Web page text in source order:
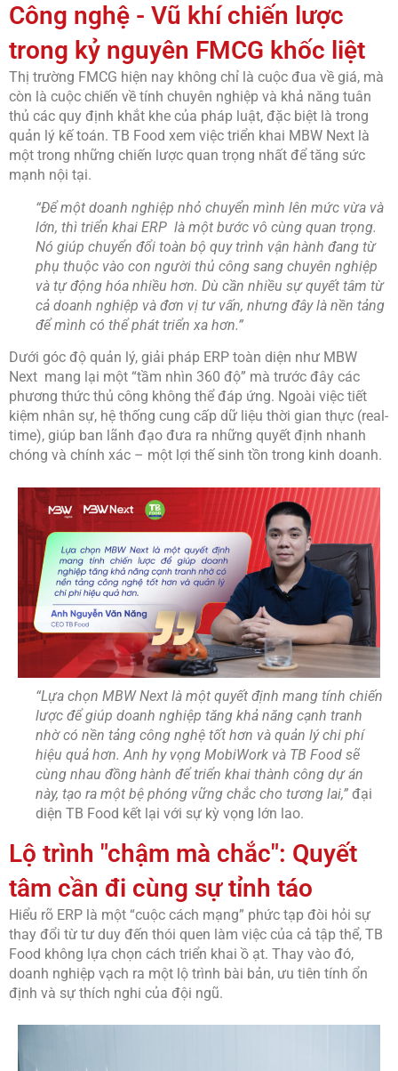
Công nghệ - Vũ khí chiến lược
trong kỷ nguyên FMCG khốc liệt
Thị trường FMCG hiện nay không chỉ là cuộc đua về giá, mà
còn là cuộc chiến về tính chuyên nghiệp và khả năng tuân
thủ các quy định khắt khe của pháp luật, đặc biệt là trong
quản lý kế toán. TB Food xem việc triển khai MBW Next là
một trong những chiến lược quan trọng nhất để tăng sức
mạnh nội tại.
“Để một doanh nghiệp nhỏ chuyển mình lên mức vừa và
lớn, thì triển khai ERP là một bước vô cùng quan trọng.
Nó giúp chuyển đổi toàn bộ quy trình vận hành đang từ
phụ thuộc vào con người thủ công sang chuyên nghiệp
và tự động hóa nhiều hơn. Dù cần nhiều sự quyết tâm từ
cả doanh nghiệp và đơn vị tư vấn, nhưng đây là nền tảng
để mình có thể phát triển xa hơn.”
Dưới góc độ quản lý, giải pháp ERP toàn diện như MBW
Next mang lại một “tầm nhìn 360 độ” mà trước đây các
phương thức thủ công không thể đáp ứng. Ngoài việc tiết
kiệm nhân sự, hệ thống cung cấp dữ liệu thời gian thực (real-
time), giúp ban lãnh đạo đưa ra những quyết định nhanh
chóng và chính xác – một lợi thế sinh tồn trong kinh doanh.
“Lựa chọn MBW Next là một quyết định mang tính chiến
lược để giúp doanh nghiệp tăng khả năng cạnh tranh
nhờ có nền tảng công nghệ tốt hơn và quản lý chi phí
hiệu quả hơn. Anh hy vọng MobiWork và TB Food sẽ
cùng nhau đồng hành để triển khai thành công dự án
này, tạo ra một bệ phóng vững chắc cho tương lai,” đại
diện TB Food kết lại với sự kỳ vọng lớn lao.
Lộ trình "chậm mà chắc": Quyết
tâm cần đi cùng sự tỉnh táo
Hiểu rõ ERP là một “cuộc cách mạng” phức tạp đòi hỏi sự
thay đổi từ tư duy đến thói quen làm việc của cả tập thể, TB
Food không lựa chọn cách triển khai ồ ạt. Thay vào đó,
doanh nghiệp vạch ra một lộ trình bài bản, ưu tiên tính ổn
định và sự thích nghi của đội ngũ.